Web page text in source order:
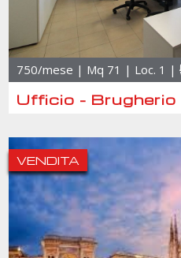
750/mese | Mq 71 | Loc. 1 |
Ufficio - Brugherio
VENDITA